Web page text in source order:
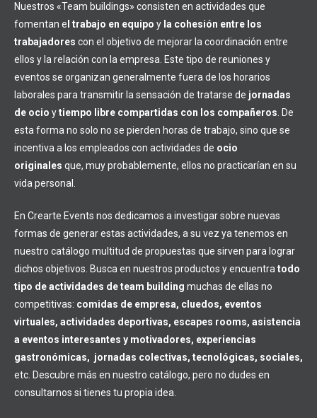
Nuestros «Team buildings» consisten en actividades que
fomentan e l trabajo en equipo y la cohesión entre los
trabajadores con el objetivo de mejorar la coordinación entre
ellos y la relación con la empresa. Este tipo de reuniones y
eventos se organizan generalmente fuera de los horarios
laborales para transmitir la sensación de tratarse de jornadas
de ocio ytiempo libre compartidas con los compañeros . De
esta forma no solo no se pierden horas de trabajo, sino que se
incentiva a los empleados con actividades de ocio
originales que, muy probablemente, ellos no practicarían en su
vida personal.
En Crearte Events nos dedicamos a investigar sobre nuevas
formas de generar estas actividades, a su vez ya tenemos en
nuestro catálogo multitud de propuestas que sirven para lograr
dichos objetivos. Busca en nuestros productos y encuentra todo
tipo de actividades de team building muchas de ellas no
competitivas: comidas de empresa, cluedos, eventos
virtuales, actividades deportivas, escapes rooms, asistencia
a eventos interesantes y motivadores, experiencias
gastronómicas, jornadas colectivas, tecnológicas, sociales,
etc. Descubre más en nuestro catálogo, pero no dudes en
consultarnos si tienes tu propia idea.